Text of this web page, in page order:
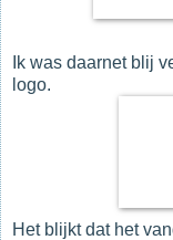
Ik was daarnet blij
logo.
Het blijkt dat het